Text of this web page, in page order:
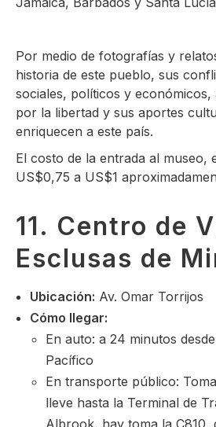
Por medio de fotografías y
historia de este pueblo, sus
sociales, políticos y económicos,
por la libertad y sus aportes
enriquecen a este país.
El costo de la entrada al museo,
US$0,75 a US$1
11. Centro de
Esclusas de
Ubicación: Av. Omar Torrijos
Cómo llegar:
En auto: a 24 minutos
Pacífico
En transporte público:
lleve hasta la Terminal de
Albrook, hay toma la C810,